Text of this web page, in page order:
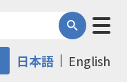
日本語 English